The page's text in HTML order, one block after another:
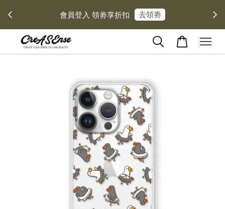
會員登入 領劵享折扣 去領劵